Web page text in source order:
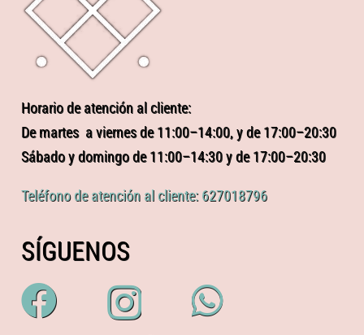
Horario de atención al cliente:
De martes a viernes de 11:00–14:00, y de 17:00–20:30
Sábado y domingo de 11:00–14:30 y de 17:00–20:30
Teléfono de atención al cliente: 627018796
SÍGUENOS